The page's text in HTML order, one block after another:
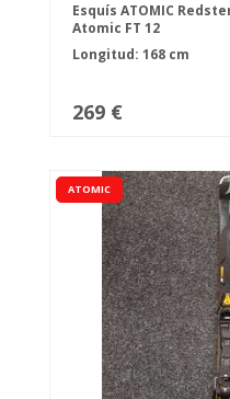
Esquís ATOMIC
Atomic FT 12
Longitud: 168 cm
269 €
ATOMIC